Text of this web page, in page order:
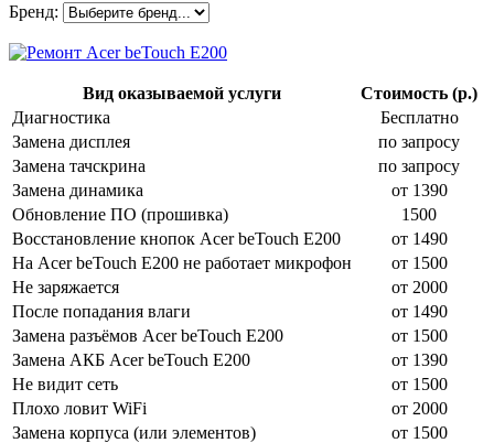
Бренд:
Вид оказываемой услуги
Стоимость (р.)
Диагностика
Бесплатно
Замена дисплея
по запросу
Замена тачскрина
по запросу
Замена динамика
от 1390
Обновление ПО (прошивка)
1500
Восстановление кнопок Acer beTouch E200
от 1490
На Acer beTouch E200 не работает микрофон
от 1500
Не заряжается
от 2000
После попадания влаги
от 1490
Замена разъёмов Acer beTouch E200
от 1500
Замена АКБ Acer beTouch E200
от 1390
Не видит сеть
от 1500
Плохо ловит WiFi
от 2000
Замена корпуса (или элементов)
от 1500